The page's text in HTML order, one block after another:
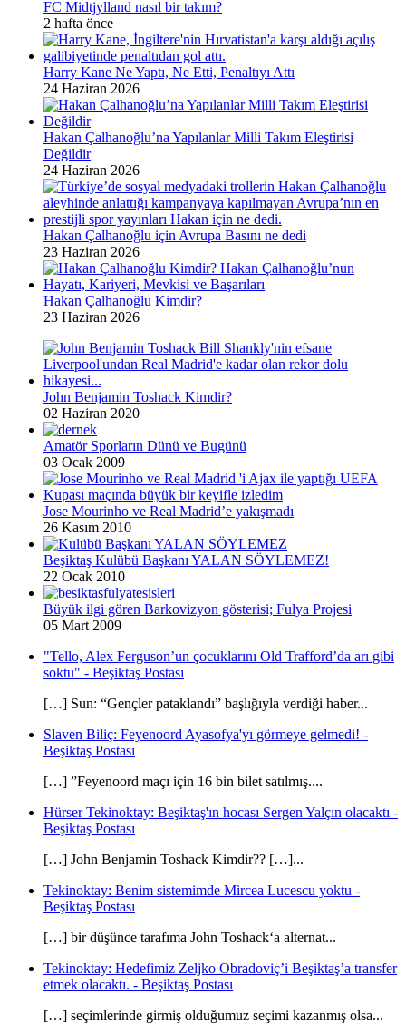
FC Midtjylland nasıl bir takım?
2 hafta önce
Harry Kane Ne Yaptı, Ne Etti, Penaltıyı Attı
24 Haziran 2026
Hakan Çalhanoğlu’na Yapılanlar Milli Takım Eleştirisi
Değildir
24 Haziran 2026
Hakan Çalhanoğlu için Avrupa Basını ne dedi
23 Haziran 2026
Hakan Çalhanoğlu Kimdir?
23 Haziran 2026
John Benjamin Toshack Kimdir?
02 Haziran 2020
Amatör Sporların Dünü ve Bugünü
03 Ocak 2009
Jose Mourinho ve Real Madrid’e yakışmadı
26 Kasım 2010
Beşiktaş Kulübü Başkanı YALAN SÖYLEMEZ!
22 Ocak 2010
Büyük ilgi gören Barkovizyon gösterisi; Fulya Projesi
05 Mart 2009
"Tello, Alex Ferguson’un çocuklarını Old Trafford’da arı gibi
soktu" - Beşiktaş Postası
[…] Sun: “Gençler pataklandı” başlığıyla verdiği haber...
Slaven Biliç: Feyenoord Ayasofya'yı görmeye gelmedi! -
Beşiktaş Postası
[…] ”Feyenoord maçı için 16 bin bilet satılmış....
Hürser Tekinoktay: Beşiktaş'ın hocası Sergen Yalçın olacaktı -
Beşiktaş Postası
[…] John Benjamin Toshack Kimdir?? […]...
Tekinoktay: Benim sistemimde Mircea Lucescu yoktu -
Beşiktaş Postası
[…] bir düşünce tarafıma John Toshack‘a alternat...
Tekinoktay: Hedefimiz Zeljko Obradoviç’i Beşiktaş’a transfer
etmek olacaktı. - Beşiktaş Postası
[…] seçimlerinde girmiş olduğumuz seçimi kazanmış olsa...